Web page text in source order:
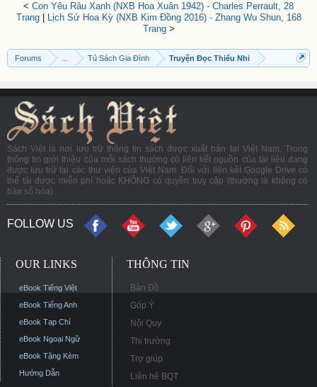
< Con Yêu Râu Xanh (NXB Hoa Xuân 1942) - Charles Perrault, 28
Trang|
Lịch Sử Hoa Kỳ (NXB Kim Đồng 2016) - Zhang Wu Shun, 168
Trang>
Forums Tủ Sách Gia Đình Truyện Đọc Thiếu Nhi
Sách Việt là nơi lưu trữ thông tin sách được xuất bản tại Việt Nam. Trong
thông tin giới thiệu của mỗi sách thường có liên kết nguồn của tài liệu đang
được lưu trữ tại các thư viện của Việt Nam. Đối với liên kết Google Drive có
thể tải được miễn phí hoặc KHÔNG có quyền truy cập (thường là không có
bản số hóa).
FOLLOW US
OUR LINKS
eBook Tiếng Việt
eBook Tiếng Anh
eBook Tạp Chí
eBook Ngoại Ngữ
eBook Tặng Kèm
Hướng Dẫn
THÔNG TIN
Bản Đồ
Góp Ý
Nội Quy
Thị trường
Trợ giúp
Liên hệ BQT